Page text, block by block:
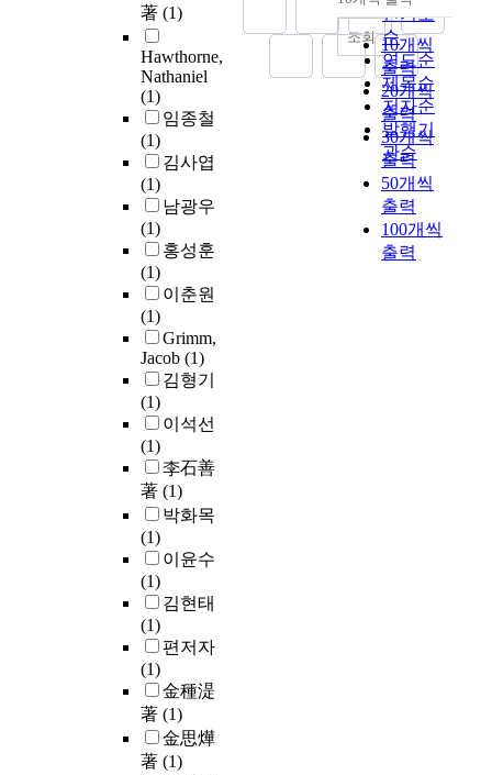
著 (1)
Hawthorne,
Nathaniel
(1)
임종철
(1)
김사엽
(1)
남광우
(1)
홍성훈
(1)
이춘원
(1)
Grimm,
Jacob (1)
김형기
(1)
이석선
(1)
李石善
著 (1)
박화목
(1)
이윤수
(1)
김현태
(1)
편저자
(1)
金種湜
著 (1)
金思燁
著 (1)
인기도
순
연도순
제목순
저자순
발행기
관순
내림차순
10개씩
출력
20개씩
출력
30개씩
출력
50개씩
출력
100개씩
출력
조회